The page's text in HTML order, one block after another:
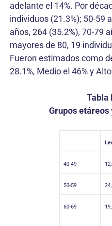
adelante el 14%. Por
individuos (21.3%); 50-59
años, 264 (35.2%), 70-79
mayores de 80, 19
Fueron estimados como
28.1%, Medio el 46% y
Tabla
Grupos etáreos
40-49
50-59
60-69